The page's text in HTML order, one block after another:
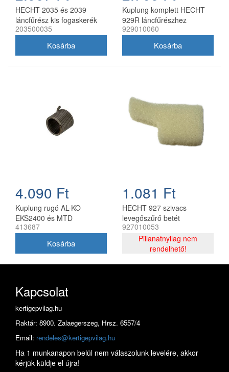
HECHT 2035 és 2039
láncfűrész kis fogaskerék
203500035
Kuplung komplett HECHT
929R láncfűrészhez
929010060
4.090 Ft
Kuplung rugó AL-KO
EKS2400 és MTD
elektromos fűrészhez
413687
1.081 Ft
HECHT 927 szivacs
levegőszűrő betét
láncfűrészhez
927010053
Pillanatnyilag nem
rendelhető!
Kapcsolat
kertigepvilag.hu
Raktár: 8900. Zalaegerszeg, Hrsz. 6557/4
Email: rendeles@kertigepvilag.hu
Ha 1 munkanapon belül nem válaszolunk levelére, akkor
kérjük küldje el újra!